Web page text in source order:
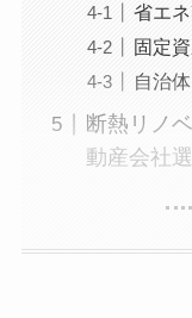
省エ
固定
自治
断熱リノ
動産会社